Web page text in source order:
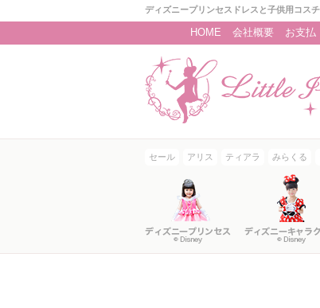
ディズニープリンセスドレスと子供用コス
HOME
会社概要 お支払
セール アリス ティアラ みらくる